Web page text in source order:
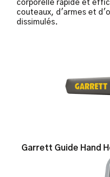
corporelle rapide et
couteaux, d'armes et
dissimulés.
Garrett Guide Hand